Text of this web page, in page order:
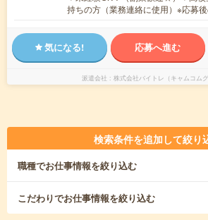
持ちの方（業務連絡に使用）※応募
気になる! 応募へ進む
派遣会社 株式会社バイトレ（キャムコムグ
検索条件を追加して絞り
職種でお仕事情報を絞り込む
こだわりでお仕事情報を絞り込む